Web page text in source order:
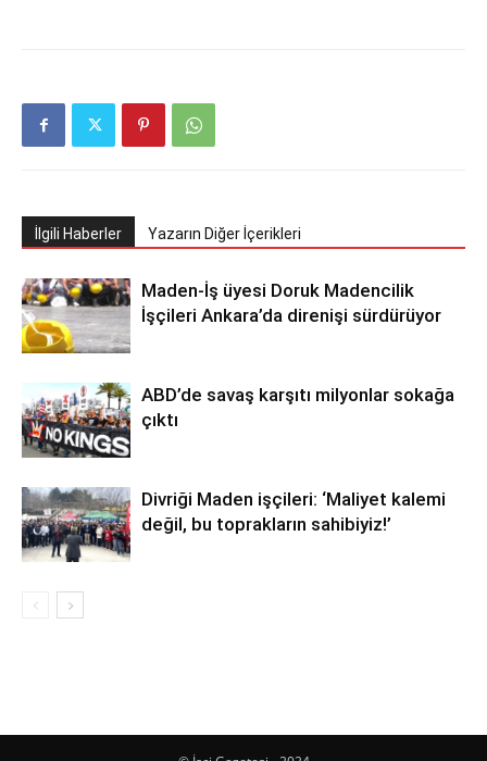
İlgili Haberler Yazarın Diğer İçerikleri
Maden-İş üyesi Doruk Madencilik
İşçileri Ankara’da direnişi sürdürüyor
ABD’de savaş karşıtı milyonlar sokağa
çıktı
Divriği Maden işçileri: ‘Maliyet kalemi
değil, bu toprakların sahibiyiz!’